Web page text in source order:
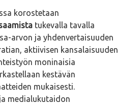
korostetaan
tukevalla tavalla
arvon ja yhdenvertaisuuden
aktiivisen kansalaisuuden
moninaisia
kestävän
mukaisesti.
medialukutaidon